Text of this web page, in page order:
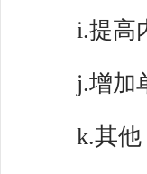
i.提高内
j.增加
k.其他